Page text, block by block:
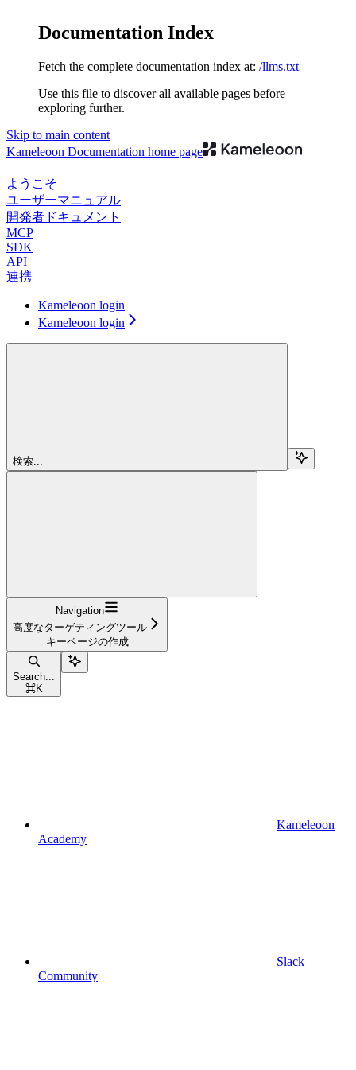
Documentation Index
Fetch the complete documentation index at: /llms.txt
Use this file to discover all available pages before
exploring further.
Skip to main content
Kameleoon Documentation home page
ようこそ
ユーザーマニュアル
開発者ドキュメント
MCP
SDK
API
連携
Kameleoon login
Kameleoon login
検索...
Navigation
高度なターゲティングツール
キーページの作成
Search...
⌘K
Kameleoon
Academy
Slack
Community